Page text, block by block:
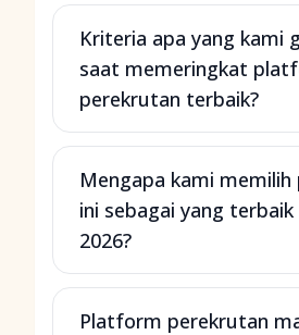
Kriteria apa yang kami
saat memeringkat
perekrutan terbaik?
Mengapa kami
ini sebagai yang
2026?
Platform perekrutan